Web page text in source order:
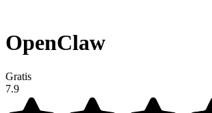
OpenClaw
Gratis
7.9